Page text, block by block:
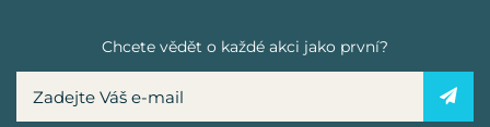
Chcete vědět o každé akci jako první?